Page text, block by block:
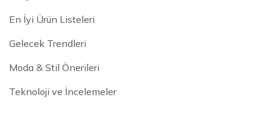
En İyi Ürün Listeleri
Gelecek Trendleri
Moda & Stil Önerileri
Teknoloji ve İncelemeler